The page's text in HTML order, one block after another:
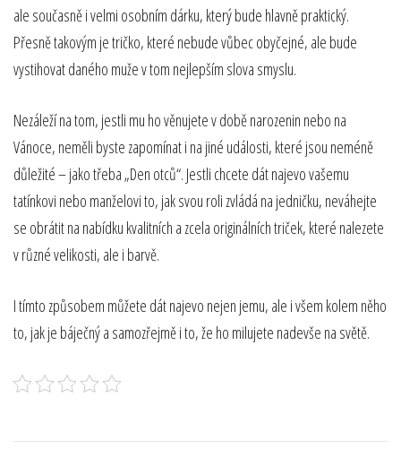
ale současně i velmi osobním dárku, který bude hlavně praktický.
Přesně takovým je tričko, které nebude vůbec obyčejné, ale bude
vystihovat daného muže v tom nejlepším slova smyslu.
Nezáleží na tom, jestli mu ho věnujete v době narozenin nebo na
Vánoce, neměli byste zapomínat i na jiné události, které jsou neméně
důležité – jako třeba „Den otců“. Jestli chcete dát najevo vašemu
tatínkovi nebo manželovi to, jak svou roli zvládá na jedničku, neváhejte
se obrátit na nabídku kvalitních a zcela originálních triček, které nalezete
v různé velikosti, ale i barvě.
I tímto způsobem můžete dát najevo nejen jemu, ale i všem kolem něho
to, jak je báječný a samozřejmě i to, že ho milujete nadevše na světě.